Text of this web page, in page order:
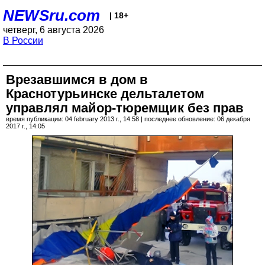
NEWSru.com | 18+
четверг, 6 августа 2026
В России
Врезавшимся в дом в
Краснотурьинске дельталетом
управлял майор-тюремщик без прав
время публикации: 04 february 2013 г., 14:58 | последнее обновление: 06 декабря
2017 г., 14:05